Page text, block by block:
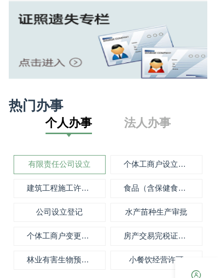
热门办事
个人办事 法人办事
有限责任公司设立 个体工商户设立登记
建筑工程施工许可证核发 食品（含保健食品）经营许可新办
公司设立登记 水产苗种生产审批
个体工商户变更登记 房产交易完税证打印
林业有害生物预测预报信息发布 小餐饮经营许可